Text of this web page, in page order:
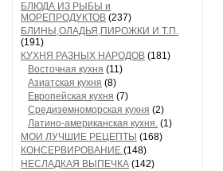
БЛЮДА ИЗ РЫБЫ и
МОРЕПРОДУКТОВ (237)
БЛИНЫ,ОЛАДЬЯ,ПИРОЖКИ И Т.П.
(191)
КУХНЯ РАЗНЫХ НАРОДОВ (181)
Восточная кухня (11)
Азиатская кухня (8)
Европейская кухня (7)
Средиземноморская кухня (2)
Латино-американская кухня. (1)
МОИ ЛУЧШИЕ РЕЦЕПТЫ (168)
КОНСЕРВИРОВАНИЕ (148)
НЕСЛАДКАЯ ВЫПЕЧКА (142)